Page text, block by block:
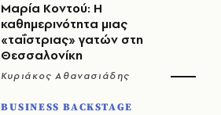
Μαρία Κοντού: Η
καθημερινότητα μιας
«ταΐστριας» γατών στη
Θεσσαλονίκη
Κυριάκος Αθανασιάδης
BUSINESS BACKSTAGE